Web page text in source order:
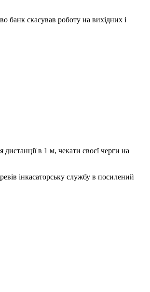
банк скасував роботу на вихідних і
в 1 м, чекати своєї черги на
інкасаторську службу в посилений